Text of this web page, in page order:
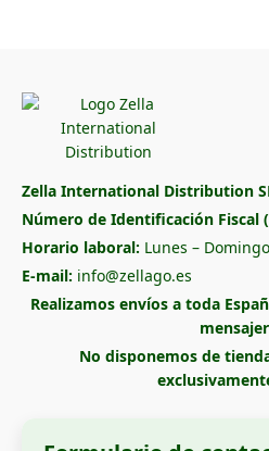
Zella International Distribution
Número de Identificación Fiscal
Horario laboral: Lunes –
E-mail: info@zellago.es
Realizamos envíos a toda
No disponemos de